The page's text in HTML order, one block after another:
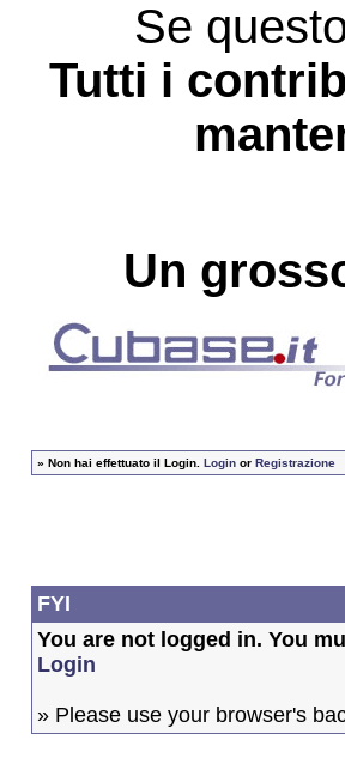
Se
Tutti i
Un
» Non hai effettuato il Login. Loginor Registrazione
FYI
You are not logged in. You
Login
» Please use your browser's